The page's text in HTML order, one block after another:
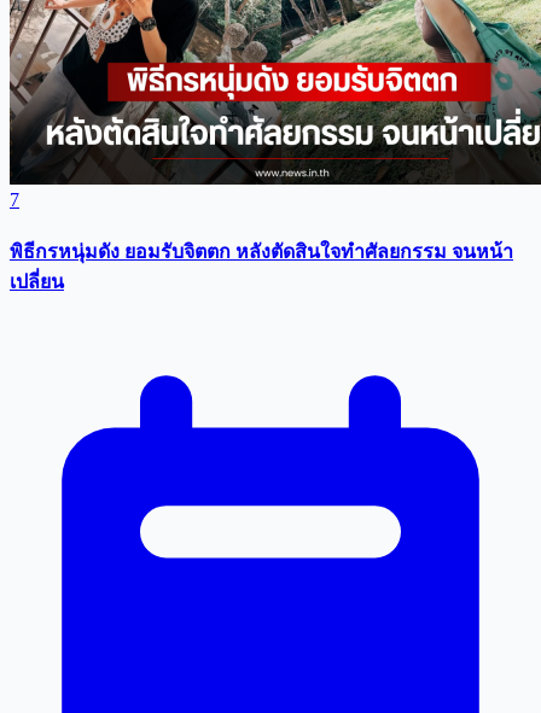
7
พิธีกรหนุ่มดัง ยอมรับจิตตก หลังตัดสินใจทำศัลยกรรม จนหน้า
เปลี่ยน